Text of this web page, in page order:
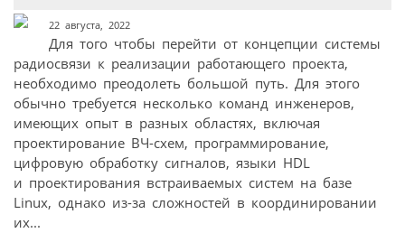
22 августа, 2022
Для того чтобы перейти от концепции системы
радиосвязи к реализации работающего проекта,
необходимо преодолеть большой путь. Для этого
обычно требуется несколько команд инженеров,
имеющих опыт в разных областях, включая
проектирование ВЧ-схем, программирование,
цифровую обработку сигналов, языки HDL
и проектирования встраиваемых систем на базе
Linux, однако из-за сложностей в координировании
их...